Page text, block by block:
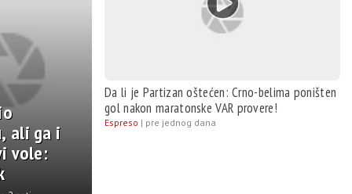
poništen gol nakon
Da li je Partizan oštećen: Crno-belima poništen
gol nakon maratonske VAR provere!
Espreso | pre jednog dana